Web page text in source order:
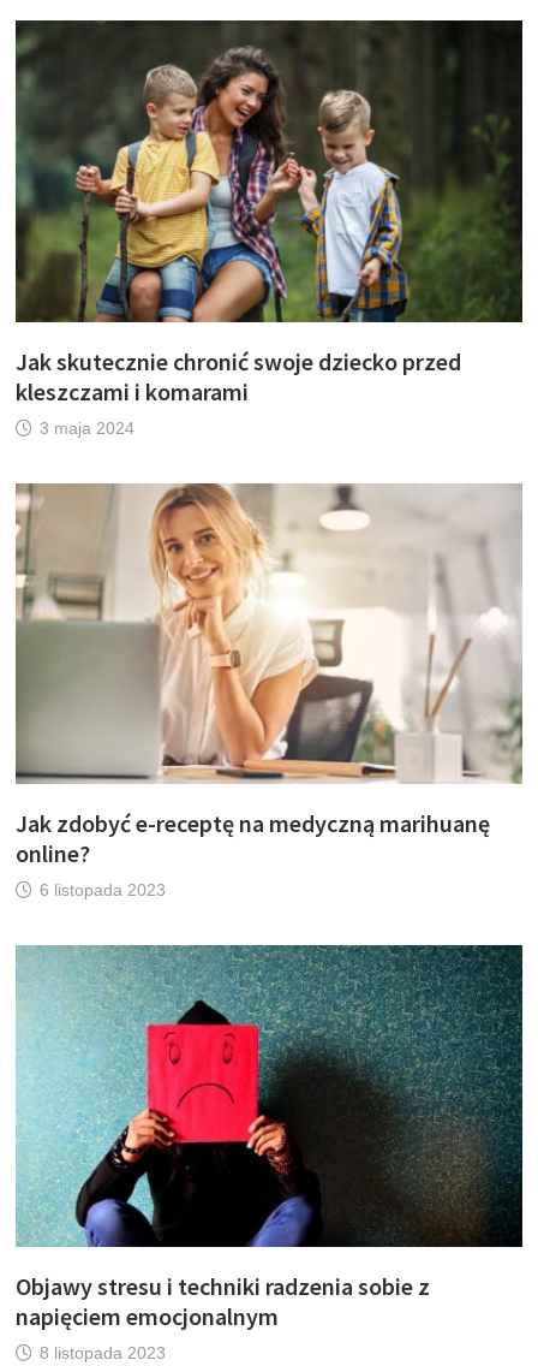
Jak skutecznie chronić swoje dziecko przed
kleszczami i komarami
3 maja 2024
Jak zdobyć e-receptę na medyczną marihuanę
online?
6 listopada 2023
Objawy stresu i techniki radzenia sobie z
napięciem emocjonalnym
8 listopada 2023